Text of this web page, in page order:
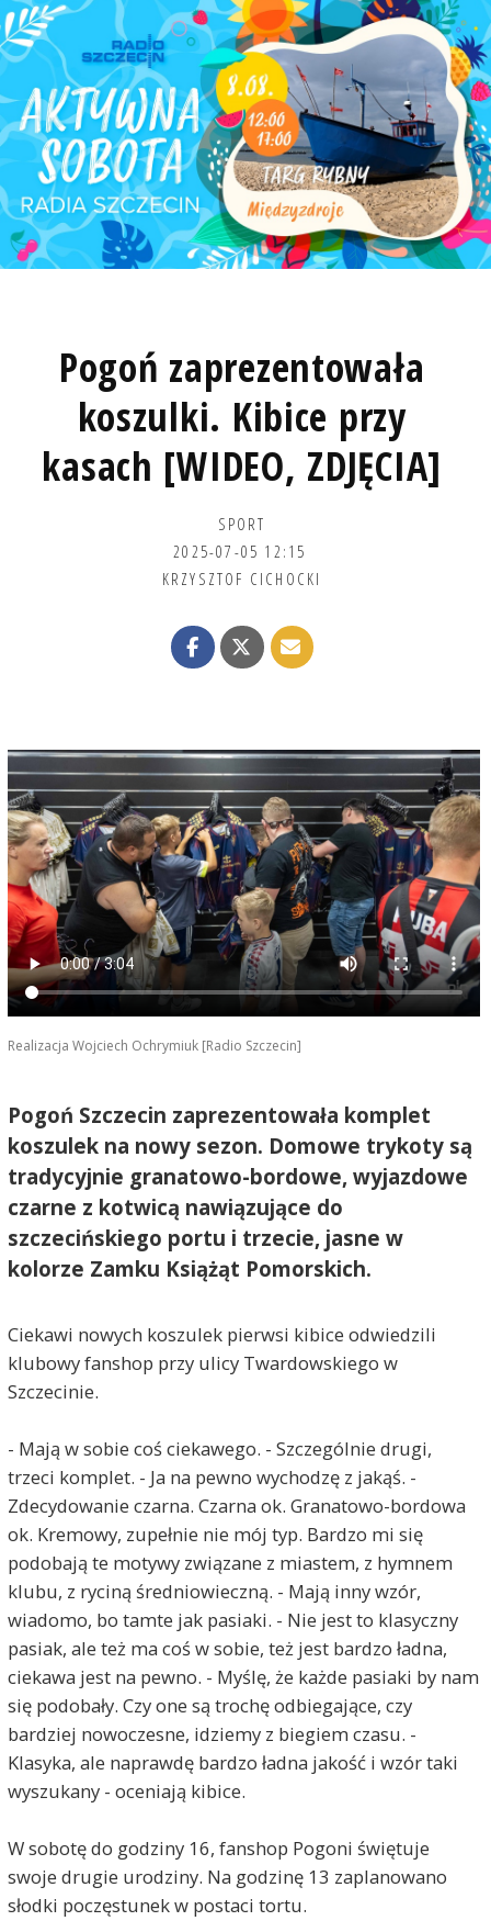
Pogoń zaprezentowała
koszulki. Kibice przy
kasach [WIDEO, ZDJĘCIA]
SPORT
2025-07-05 12:15
KRZYSZTOF CICHOCKI
Realizacja Wojciech Ochrymiuk [Radio Szczecin]
Pogoń Szczecin zaprezentowała komplet
koszulek na nowy sezon. Domowe trykoty są
tradycyjnie granatowo-bordowe, wyjazdowe
czarne z kotwicą nawiązujące do
szczecińskiego portu i trzecie, jasne w
kolorze Zamku Książąt Pomorskich.
Ciekawi nowych koszulek pierwsi kibice odwiedzili
klubowy fanshop przy ulicy Twardowskiego w
Szczecinie.
- Mają w sobie coś ciekawego. - Szczególnie drugi,
trzeci komplet. - Ja na pewno wychodzę z jakąś. -
Zdecydowanie czarna. Czarna ok. Granatowo-bordowa
ok. Kremowy, zupełnie nie mój typ. Bardzo mi się
podobają te motywy związane z miastem, z hymnem
klubu, z ryciną średniowieczną. - Mają inny wzór,
wiadomo, bo tamte jak pasiaki. - Nie jest to klasyczny
pasiak, ale też ma coś w sobie, też jest bardzo ładna,
ciekawa jest na pewno. - Myślę, że każde pasiaki by nam
się podobały. Czy one są trochę odbiegające, czy
bardziej nowoczesne, idziemy z biegiem czasu. -
Klasyka, ale naprawdę bardzo ładna jakość i wzór taki
wyszukany - oceniają kibice.
W sobotę do godziny 16, fanshop Pogoni świętuje
swoje drugie urodziny. Na godzinę 13 zaplanowano
słodki poczęstunek w postaci tortu.